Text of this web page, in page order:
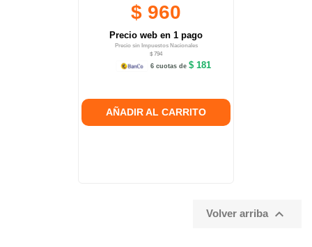
$ 960
Precio web en 1 pago
Precio sin Impuestos Nacionales
$ 794
6 cuotas de$ 181
AÑADIR AL CARRITO
Volver arriba 